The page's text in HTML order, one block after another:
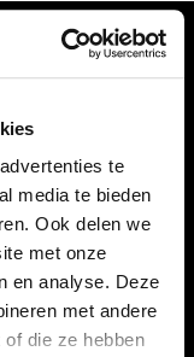
te
media te bieden
Ook delen we
met onze
en analyse. Deze
met andere
die ze hebben